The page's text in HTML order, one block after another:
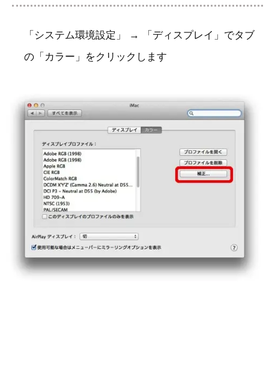
「システム環境設定」 → 「ディスプレイ」でタブ
の「カラー」をクリックします